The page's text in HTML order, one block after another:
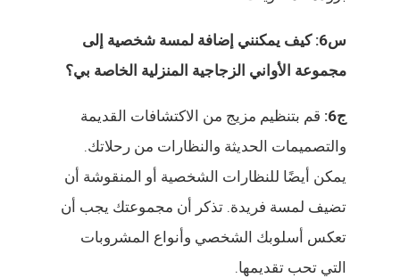
س6: كيف يمكنني إضافة لمسة شخصية إلى
مجموعة الأواني الزجاجية المنزلية الخاصة بي؟
ج6:
قم بتنظيم مزيج من الاكتشافات القديمة
والتصميمات الحديثة والنظارات من رحلاتك.
يمكن أيضًا للنظارات الشخصية أو المنقوشة أن
تضيف لمسة فريدة. تذكر أن مجموعتك يجب أن
تعكس أسلوبك الشخصي وأنواع المشروبات
التي تحب تقديمها.